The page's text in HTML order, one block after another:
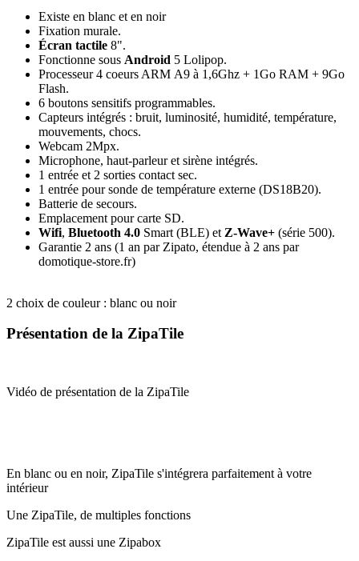
Existe en blanc et en noir
Fixation murale.
Écran tactile 8".
Fonctionne sous Android 5 Lolipop.
Processeur 4 coeurs ARM A9 à 1,6Ghz + 1Go RAM + 9Go
Flash.
6 boutons sensitifs programmables.
Capteurs intégrés : bruit, luminosité, humidité, température,
mouvements, chocs.
Webcam 2Mpx.
Microphone, haut-parleur et sirène intégrés.
1 entrée et 2 sorties contact sec.
1 entrée pour sonde de température externe (DS18B20).
Batterie de secours.
Emplacement pour carte SD.
Wifi, Bluetooth 4.0 Smart (BLE) et Z-Wave+ (série 500).
Garantie 2 ans (1 an par Zipato, étendue à 2 ans par
domotique-store.fr)
2 choix de couleur : blanc ou noir
Présentation de la ZipaTile
Vidéo de présentation de la ZipaTile
En blanc ou en noir, ZipaTile s'intégrera parfaitement à votre
intérieur
Une ZipaTile, de multiples fonctions
ZipaTile est aussi une Zipabox